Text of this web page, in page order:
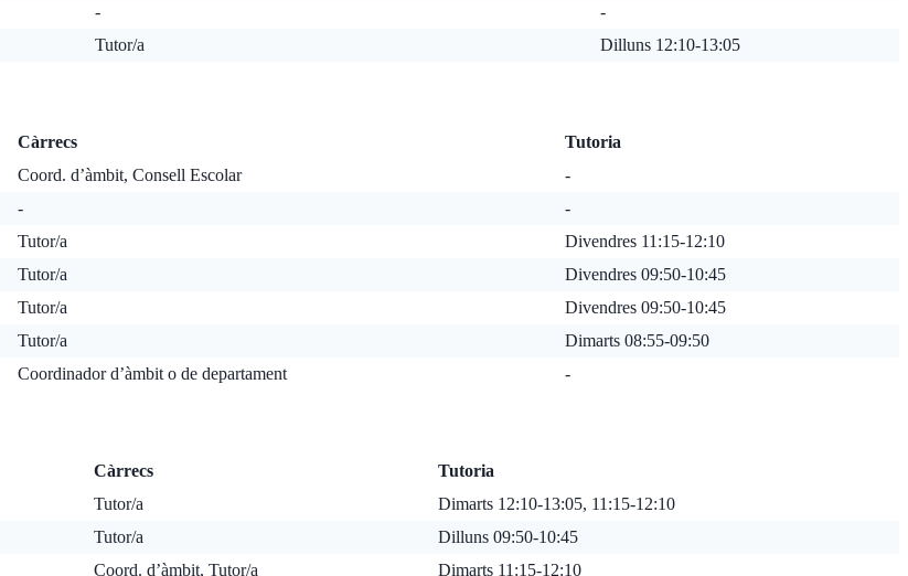
-
-
Tutor/a Dilluns 12:10-13:05
Càrrecs
Tutoria
Coord. d’àmbit, Consell Escolar
-
-
-
Tutor/a
Divendres 11:15-12:10
Tutor/a
Divendres 09:50-10:45
Tutor/a
Divendres 09:50-10:45
Tutor/a
Dimarts 08:55-09:50
Coordinador d’àmbit o de departament -
Càrrecs
Tutoria
Tutor/a
Dimarts 12:10-13:05, 11:15-12:10
Tutor/a
Dilluns 09:50-10:45
Coord. d’àmbit, Tutor/a Dimarts 11:15-12:10